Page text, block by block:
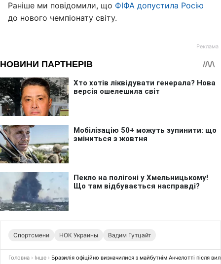
Раніше ми повідомили, що ФІФА допустила Росію
до нового чемпіонату світу.
Спортсмени НОК Украины Вадим Гутцайт
Головна › Інше › Бразилія офіційно визначилися з майбутнім Анчелотті після